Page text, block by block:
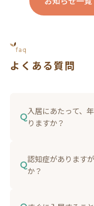
faq
よくある質問
Q
入居にあたって、
りますか？
けている方（また
常時医療行為が
Q
認知症があります
か？
はい、可能です